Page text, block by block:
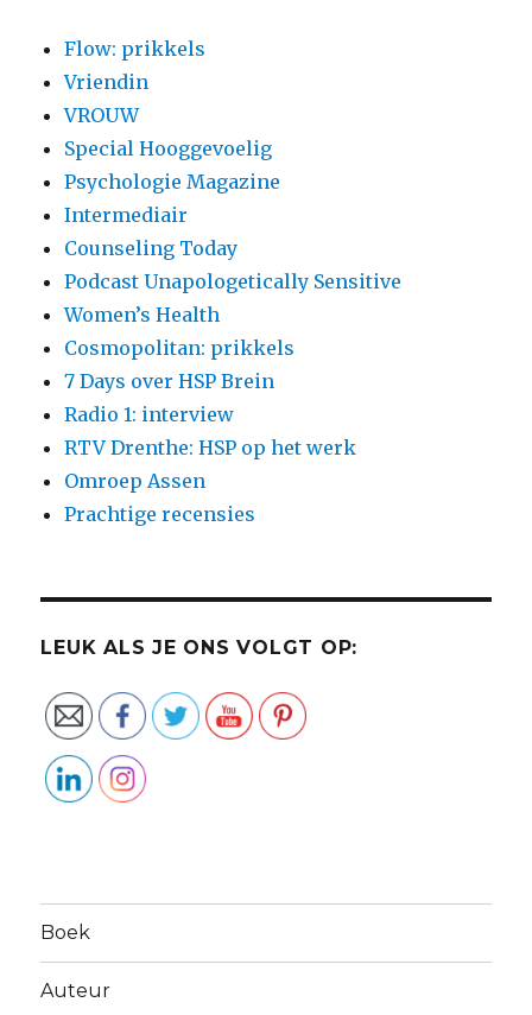
Flow: prikkels
Vriendin
VROUW
Special Hooggevoelig
Psychologie Magazine
Intermediair
Counseling Today
Podcast Unapologetically Sensitive
Women’s Health
Cosmopolitan: prikkels
7 Days over HSP Brein
Radio 1: interview
RTV Drenthe: HSP op het werk
Omroep Assen
Prachtige recensies
LEUK ALS JE ONS VOLGT OP:
Boek
Auteur